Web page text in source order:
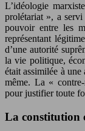
L’idéologie
prolétariat », a
pouvoir entre les
représentant
d’une autorité
la vie politique,
était assimilée à
même. La «
pour justifier toute
La constitution